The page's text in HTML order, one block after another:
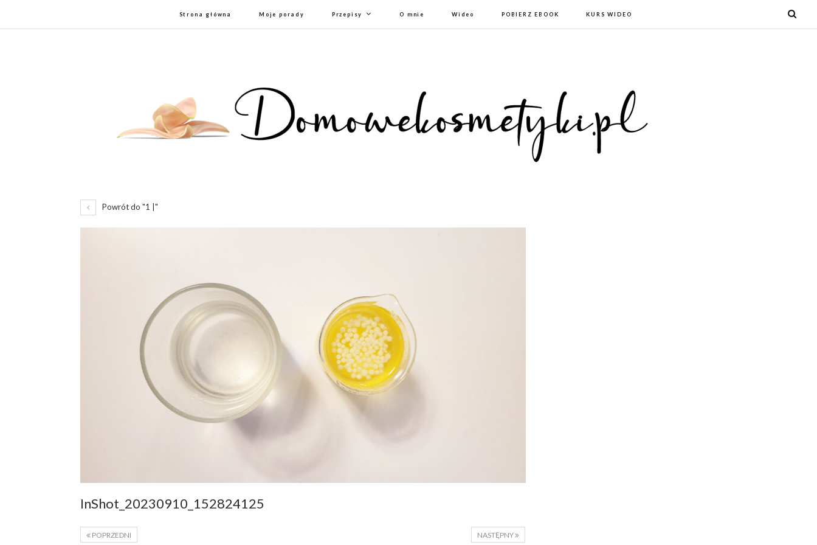
Strona główna Moje porady Przepisy O mnie Wideo POBIERZ EBOOK KURS WIDEO
Powrót do "1 |"
InShot_20230910_152824125
NASTĘPNY
POPRZEDNI